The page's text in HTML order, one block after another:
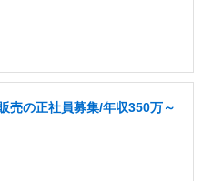
売の正社員募集/年収350万～